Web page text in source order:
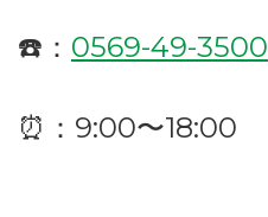
☎️： 0569-49-3500
⏰：9:00〜18:00